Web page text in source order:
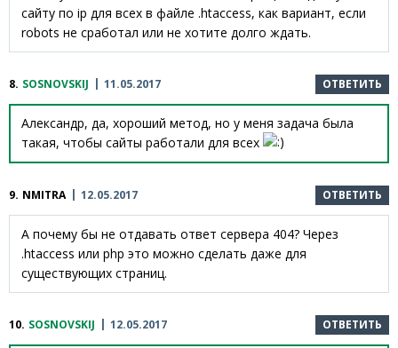
сайту по ip для всех в файле .htaccess, как вариант, если
robots не сработал или не хотите долго ждать.
8. SOSNOVSKIJ 11.05.2017 ОТВЕТИТЬ
Александр, да, хороший метод, но у меня задача была
такая, чтобы сайты работали для всех
9. NMITRA 12.05.2017 ОТВЕТИТЬ
А почему бы не отдавать ответ сервера 404? Через
.htaccess или php это можно сделать даже для
существующих страниц.
10. SOSNOVSKIJ 12.05.2017 ОТВЕТИТЬ